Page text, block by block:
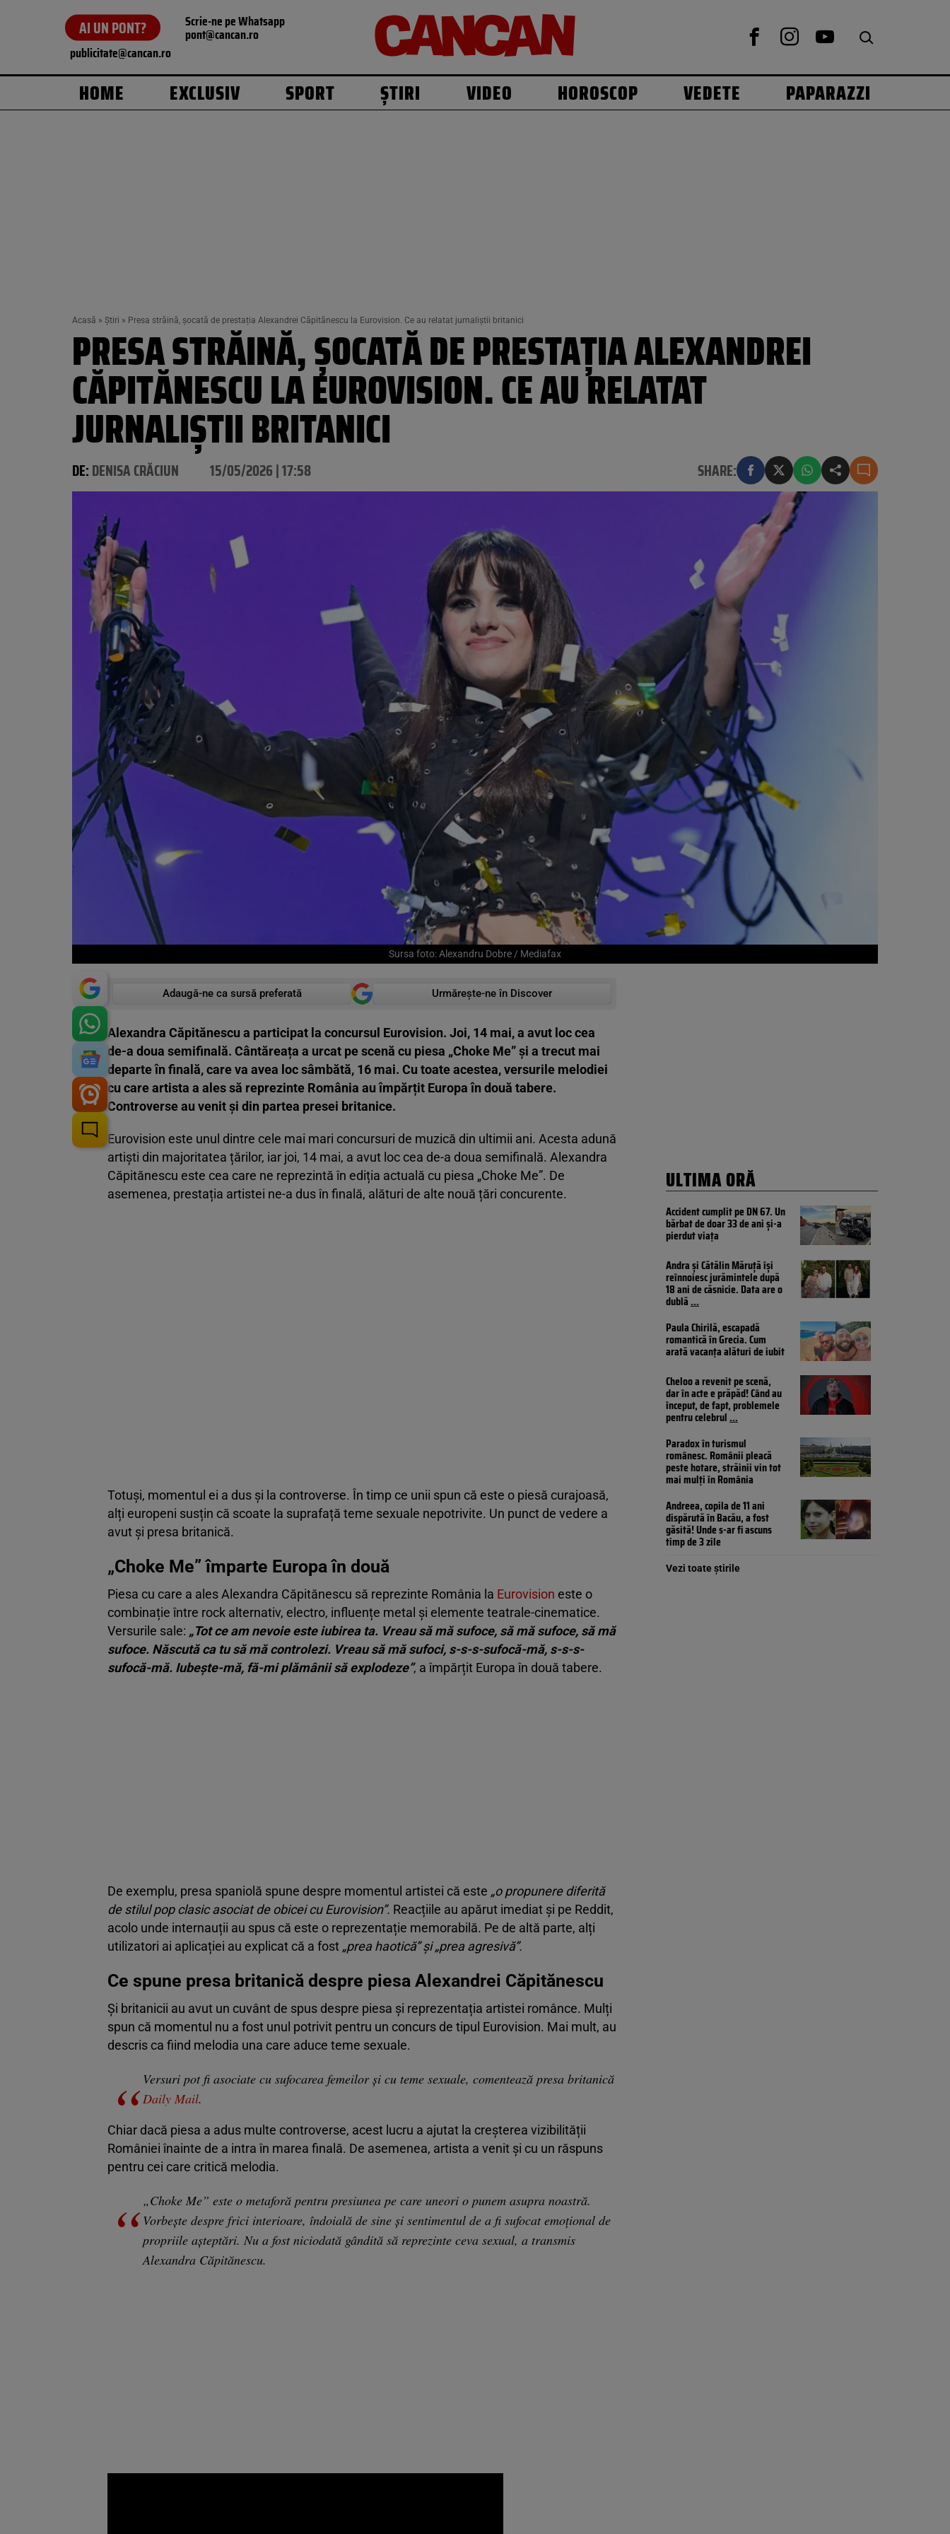
AI UN PONT? Scrie-ne pe Whatsapp
pont@cancan.ro
publicitate@cancan.ro
HOME EXCLUSIV SPORT ȘTIRI VIDEO HOROSCOP VEDETE PAPARAZZI
Acasă » Știri » Presa străină, șocată de prestația Alexandrei Căpitănescu la Eurovision. Ce au relatat jurnaliștii britanici
PRESA STRĂINĂ, ȘOCATĂ DE PRESTAȚIA ALEXANDREI
CĂPITĂNESCU LA EUROVISION. CE AU RELATAT
JURNALIȘTII BRITANICI
DE:DENISA CRĂCIUN 15/05/2026 | 17:58 SHARE:
Sursa foto: Alexandru Dobre / Mediafax
Adaugă-ne ca sursă preferată Urmărește-ne în Discover
Alexandra Căpitănescu a participat la concursul Eurovision. Joi, 14 mai, a avut loc cea
de-a doua semifinală. Cântăreața a urcat pe scenă cu piesa „Choke Me” și a trecut mai
departe în finală, care va avea loc sâmbătă, 16 mai. Cu toate acestea, versurile melodiei
cu care artista a ales să reprezinte România au împărțit Europa în două tabere.
Controverse au venit și din partea presei britanice.
Eurovision este unul dintre cele mai mari concursuri de muzică din ultimii ani. Acesta adună
artiști din majoritatea țărilor, iar joi, 14 mai, a avut loc cea de-a doua semifinală. Alexandra
Căpitănescu este cea care ne reprezintă în ediția actuală cu piesa „Choke Me”. De
asemenea, prestația artistei ne-a dus în finală, alături de alte nouă țări concurente.
Totuși, momentul ei a dus și la controverse. În timp ce unii spun că este o piesă curajoasă,
alți europeni susțin că scoate la suprafață teme sexuale nepotrivite. Un punct de vedere a
avut și presa britanică.
„Choke Me” împarte Europa în două
Piesa cu care a ales Alexandra Căpitănescu să reprezinte România la Eurovision este o
combinație între rock alternativ, electro, influențe metal și elemente teatrale-cinematice.
Versurile sale: „Tot ce am nevoie este iubirea ta. Vreau să mă sufoce, să mă sufoce, să mă
sufoce. Născută ca tu să mă controlezi. Vreau să mă sufoci, s-s-s-sufocă-mă, s-s-s-
sufocă-mă. Iubeşte-mă, fă-mi plămânii să explodeze”, a împărțit Europa în două tabere.
De exemplu, presa spaniolă spune despre momentul artistei că este „o propunere diferită
de stilul pop clasic asociat de obicei cu Eurovision”. Reacțiile au apărut imediat și pe Reddit,
acolo unde internauții au spus că este o reprezentație memorabilă. Pe de altă parte, alți
utilizatori ai aplicației au explicat că a fost „prea haotică” și „prea agresivă”.
Ce spune presa britanică despre piesa Alexandrei Căpitănescu
Și britanicii au avut un cuvânt de spus despre piesa și reprezentația artistei românce. Mulți
spun că momentul nu a fost unul potrivit pentru un concurs de tipul Eurovision. Mai mult, au
descris ca fiind melodia una care aduce teme sexuale.
Versuri pot fi asociate cu sufocarea femeilor şi cu teme sexuale, comentează presa britanică
Daily Mail.
Chiar dacă piesa a adus multe controverse, acest lucru a ajutat la creșterea vizibilității
României înainte de a intra în marea finală. De asemenea, artista a venit și cu un răspuns
pentru cei care critică melodia.
„Choke Me” este o metaforă pentru presiunea pe care uneori o punem asupra noastră.
Vorbeşte despre frici interioare, îndoială de sine şi sentimentul de a fi sufocat emoţional de
propriile aşteptări. Nu a fost niciodată gândită să reprezinte ceva sexual, a transmis
Alexandra Căpitănescu.
ULTIMA ORĂ
Accident cumplit pe DN 67. Un
bărbat de doar 33 de ani și-a
pierdut viața
Andra și Cătălin Măruță își
reînnoiesc jurămintele după
18 ani de căsnicie. Data are o
dublă...
Paula Chirilă, escapadă
romantică în Grecia. Cum
arată vacanța alături de iubit
Cheloo a revenit pe scenă,
dar în acte e prăpăd! Când au
început, de fapt, problemele
pentru celebrul...
Paradox în turismul
românesc. Românii pleacă
peste hotare, străinii vin tot
mai mulți în România
Andreea, copila de 11 ani
dispărută în Bacău, a fost
găsită! Unde s-ar fi ascuns
timp de 3 zile
Vezi toate știrile